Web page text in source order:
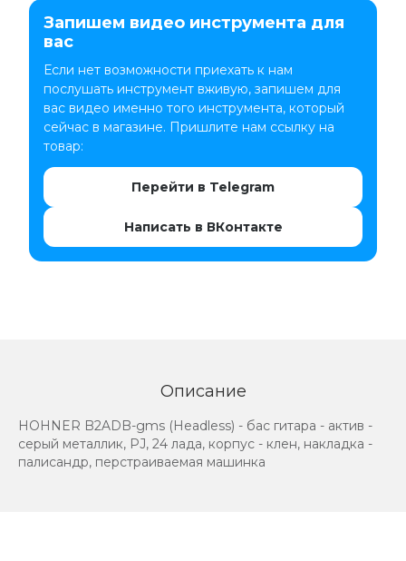
Запишем видео инструмента для
вас
Если нет возможности приехать к нам
послушать инструмент вживую, запишем для
вас видео именно того инструмента, который
сейчас в магазине. Пришлите нам ссылку на
товар:
Перейти в Telegram
Написать в ВКонтакте
Описание
HOHNER B2ADB-gms (Headless) - бас гитара - актив -
серый металлик, PJ, 24 лада, корпус - клен, накладка -
палисандр, перстраиваемая машинка